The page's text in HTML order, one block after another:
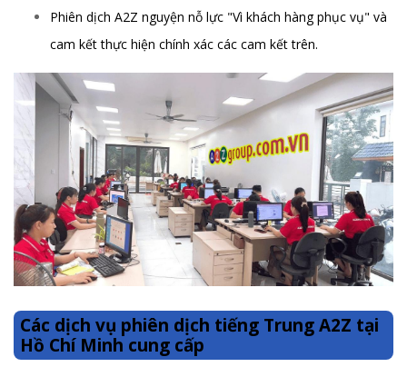
Phiên dịch A2Z nguyện nỗ lực "Vì khách hàng phục vụ" và
cam kết thực hiện chính xác các cam kết trên.
Các dịch vụ phiên dịch tiếng Trung A2Z tại
Hồ Chí Minh cung cấp